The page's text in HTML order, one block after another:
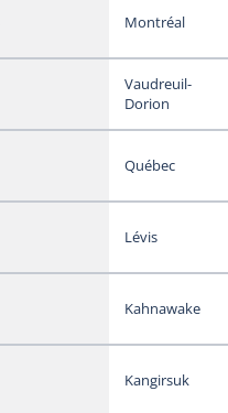
Montréal
Vaudreuil-
Dorion
Québec
Lévis
Kahnawake
Kangirsuk